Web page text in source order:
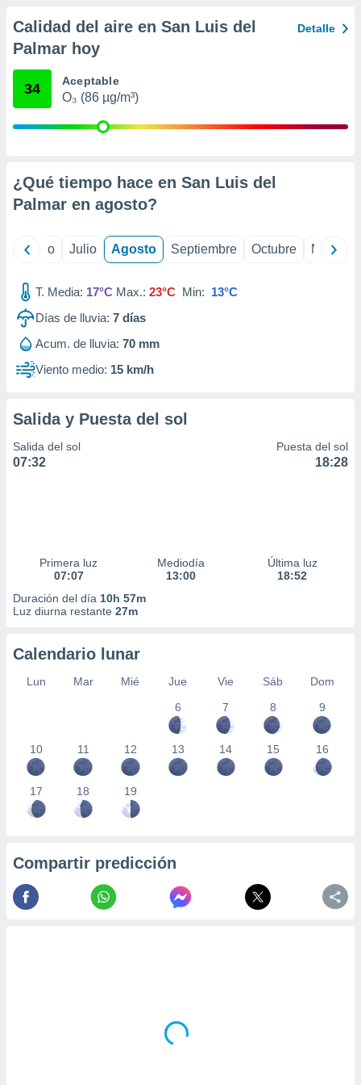
e
mediante
publicidad
de
Calidad del aire en San Luis del
Palmar hoy
Detalle
34 Aceptable
O₃ (86 µg/m³)
¿Qué tiempo hace en San Luis del
Palmar en agosto?
Junio Julio Agosto Septiembre Octubre
T. Media: 17°C Max.: 23°C Min: 13°C
Días de lluvia: 7 días
Acum. de lluvia: 70 mm
Viento medio: 15 km/h
Salida y Puesta del sol
Salida del sol
07:32
Puesta del sol
18:28
Primera luz
07:07
Mediodía
13:00
Última luz
18:52
Duración del día 10h 57m
Luz diurna restante 27m
Calendario lunar
Lun Mar Mié Jue Vie Sáb
Dom
6
7 8 9
10 11 12 13 14 15 16
17 18 19
Compartir predicción